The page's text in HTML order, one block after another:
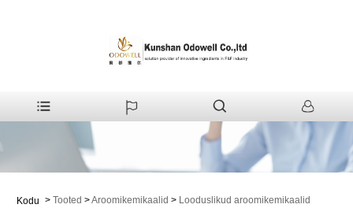
Kodu > Tooted >Aroomikemikaalid > Looduslikud aroomikemikaalid